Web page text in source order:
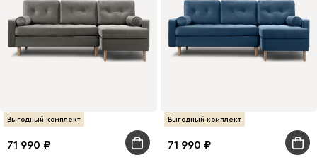
Выгодный комплект
71 990
Выгодный комплект
71 990